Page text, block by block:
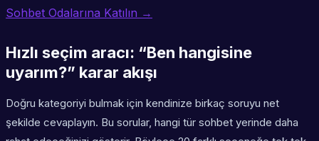
Sohbet Odalarına Katılın →
Hızlı seçim aracı: “Ben hangisine
uyarım?” karar akışı
Doğru kategoriyi bulmak için kendinize birkaç soruyu net
şekilde cevaplayın. Bu sorular, hangi tür sohbet yerinde daha